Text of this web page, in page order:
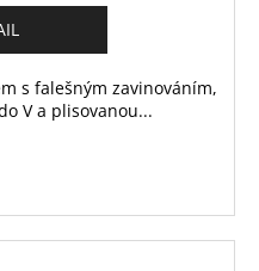
s falešným zavinováním,
V a plisovanou...